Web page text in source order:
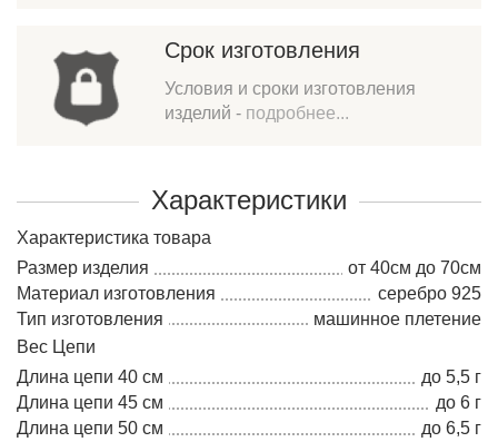
Срок изготовления
Условия и сроки изготовления
изделий - подробнее...
Характеристики
Характеристика товара
Размер изделия
от 40см до 70см
Материал изготовления
серебро 925
Тип изготовления
машинное плетение
Вес Цепи
Длина цепи 40 см
до 5,5 г
Длина цепи 45 см
до 6 г
Длина цепи 50 см
до 6,5 г